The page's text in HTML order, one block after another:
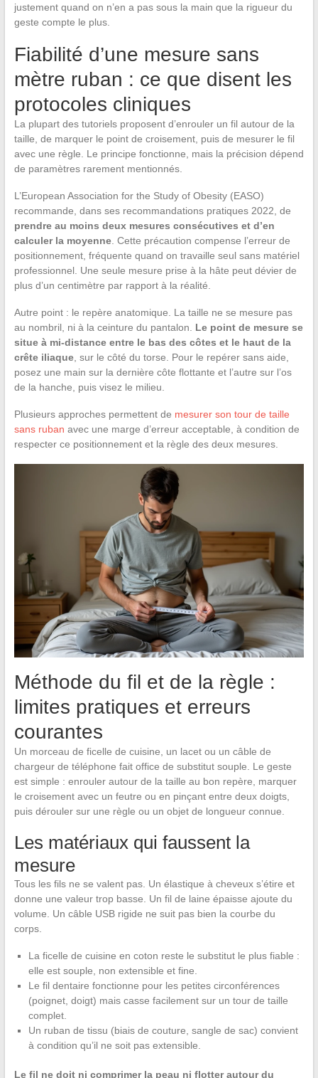
justement quand on n’en a pas sous la main que la rigueur du
geste compte le plus.
Fiabilité d’une mesure sans
mètre ruban : ce que disent les
protocoles cliniques
La plupart des tutoriels proposent d’enrouler un fil autour de la
taille, de marquer le point de croisement, puis de mesurer le fil
avec une règle. Le principe fonctionne, mais la précision dépend
de paramètres rarement mentionnés.
L’European Association for the Study of Obesity (EASO)
recommande, dans ses recommandations pratiques 2022, de
prendre au moins deux mesures consécutives et d’en
calculer la moyenne. Cette précaution compense l’erreur de
positionnement, fréquente quand on travaille seul sans matériel
professionnel. Une seule mesure prise à la hâte peut dévier de
plus d’un centimètre par rapport à la réalité.
Autre point : le repère anatomique. La taille ne se mesure pas
au nombril, ni à la ceinture du pantalon. Le point de mesure se
situe à mi-distance entre le bas des côtes et le haut de la
crête iliaque, sur le côté du torse. Pour le repérer sans aide,
posez une main sur la dernière côte flottante et l’autre sur l’os
de la hanche, puis visez le milieu.
Plusieurs approches permettent de mesurer son tour de taille
sans ruban avec une marge d’erreur acceptable, à condition de
respecter ce positionnement et la règle des deux mesures.
Méthode du fil et de la règle :
limites pratiques et erreurs
courantes
Un morceau de ficelle de cuisine, un lacet ou un câble de
chargeur de téléphone fait office de substitut souple. Le geste
est simple : enrouler autour de la taille au bon repère, marquer
le croisement avec un feutre ou en pinçant entre deux doigts,
puis dérouler sur une règle ou un objet de longueur connue.
Les matériaux qui faussent la
mesure
Tous les fils ne se valent pas. Un élastique à cheveux s’étire et
donne une valeur trop basse. Un fil de laine épaisse ajoute du
volume. Un câble USB rigide ne suit pas bien la courbe du
corps.
La ficelle de cuisine en coton reste le substitut le plus fiable :
elle est souple, non extensible et fine.
Le fil dentaire fonctionne pour les petites circonférences
(poignet, doigt) mais casse facilement sur un tour de taille
complet.
Un ruban de tissu (biais de couture, sangle de sac) convient
à condition qu’il ne soit pas extensible.
Le fil ne doit ni comprimer la peau ni flotter autour du